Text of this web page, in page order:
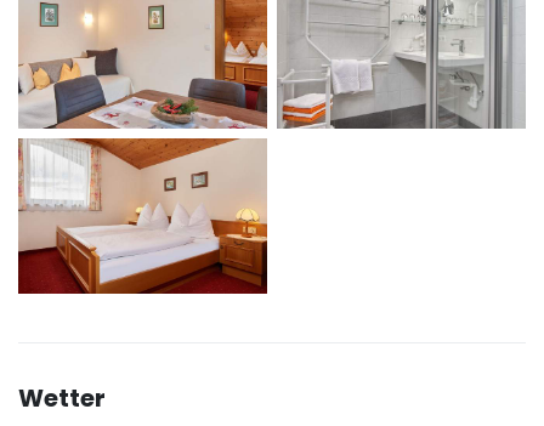
Wetter